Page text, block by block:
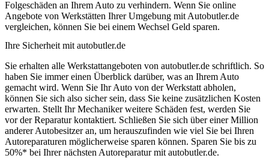
Folgeschäden an Ihrem Auto zu verhindern. Wenn Sie online
Angebote von Werkstätten Ihrer Umgebung mit Autobutler.de
vergleichen, können Sie bei einem Wechsel Geld sparen.
Ihre Sicherheit mit autobutler.de
Sie erhalten alle Werkstattangeboten von autobutler.de schriftlich. So
haben Sie immer einen Überblick darüber, was an Ihrem Auto
gemacht wird. Wenn Sie Ihr Auto von der Werkstatt abholen,
können Sie sich also sicher sein, dass Sie keine zusätzlichen Kosten
erwarten. Stellt Ihr Mechaniker weitere Schäden fest, werden Sie
vor der Reparatur kontaktiert. Schließen Sie sich über einer Million
anderer Autobesitzer an, um herauszufinden wie viel Sie bei Ihren
Autoreparaturen möglicherweise sparen können. Sparen Sie bis zu
50%* bei Ihrer nächsten Autoreparatur mit autobutler.de.